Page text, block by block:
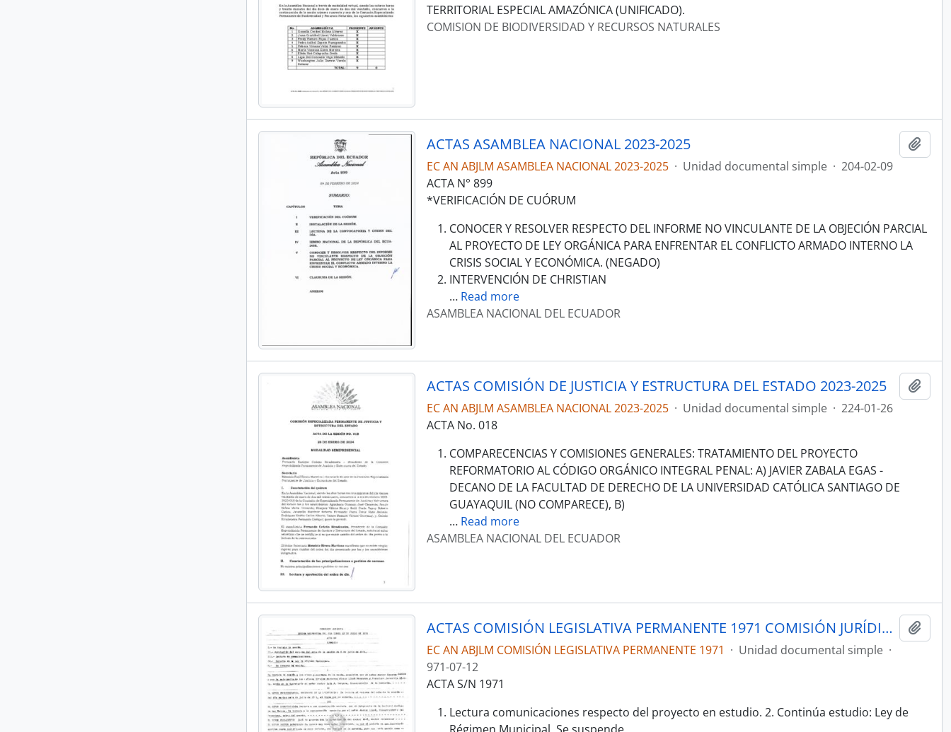
TERRITORIAL ESPECIAL AMAZÓNICA (UNIFICADO).
COMISION DE BIODIVERSIDAD Y RECURSOS NATURALES
ACTAS ASAMBLEA NACIONAL 2023-2025
EC AN ABJLM ASAMBLEA NACIONAL 2023-2025 · Unidad documental simple · 204-02-09
ACTA N° 899
*VERIFICACIÓN DE CUÓRUM
CONOCER Y RESOLVER RESPECTO DEL INFORME NO VINCULANTE DE LA OBJECIÓN PARCIAL
AL PROYECTO DE LEY ORGÁNICA PARA ENFRENTAR EL CONFLICTO ARMADO INTERNO LA
CRISIS SOCIAL Y ECONÓMICA. (NEGADO)
INTERVENCIÓN DE CHRISTIAN
… Read more
ASAMBLEA NACIONAL DEL ECUADOR
ACTAS COMISIÓN DE JUSTICIA Y ESTRUCTURA DEL ESTADO 2023-2025
EC AN ABJLM ASAMBLEA NACIONAL 2023-2025 · Unidad documental simple · 224-01-26
ACTA No. 018
COMPARECENCIAS Y COMISIONES GENERALES: TRATAMIENTO DEL PROYECTO
REFORMATORIO AL CÓDIGO ORGÁNICO INTEGRAL PENAL: A) JAVIER ZABALA EGAS -
DECANO DE LA FACULTAD DE DERECHO DE LA UNIVERSIDAD CATÓLICA SANTIAGO DE
GUAYAQUIL (NO COMPARECE), B)
… Read more
ASAMBLEA NACIONAL DEL ECUADOR
ACTAS COMISIÓN LEGISLATIVA PERMANENTE 1971 COMISIÓN JURÍDICA
EC AN ABJLM COMISIÓN LEGISLATIVA PERMANENTE 1971 · Unidad documental simple ·
971-07-12
ACTA S/N 1971
Lectura comunicaciones respecto del proyecto en estudio. 2. Continúa estudio: Ley de